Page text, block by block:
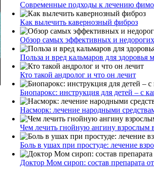
Современные подходы к лечению
Как вылечить кавернозный фиброз
Обзор самых эффективных и недорогих
Польза и вред кальмаров для
Кто такой андролог и что он лечит
Биопарокс: инструкция для детей – с
Насморк: лечение народными
Чем лечить гнойную ангину взрослым
Боль в ушах при простуде: лечение
Доктор Мом сироп: состав препарата